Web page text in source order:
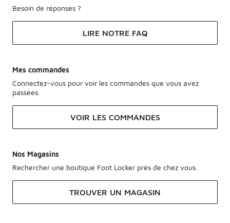
Besoin de réponses ?
LIRE NOTRE FAQ
Mes commandes
Connectez-vous pour voir les commandes que vous avez
passées.
VOIR LES COMMANDES
Nos Magasins
Rechercher une boutique Foot Locker près de chez vous.
TROUVER UN MAGASIN